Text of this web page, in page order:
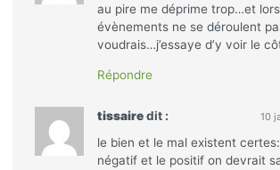
au pire me déprime trop…et
évènements ne se déroulent
voudrais…j’essaye d’y voir le
Répondre
tissaire dit : 10
le bien et le mal existent
négatif et le positif on devrait